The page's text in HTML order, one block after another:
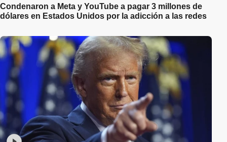
Condenaron a Meta y YouTube a pagar 3 millones de
dólares en Estados Unidos por la adicción a las redes